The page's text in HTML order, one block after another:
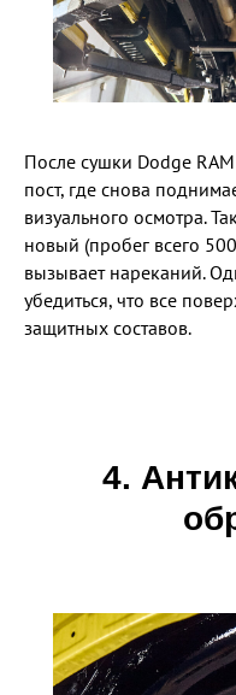
После сушки Dodge
пост, где снова
визуального осмотра.
новый (пробег всего
вызывает нареканий.
убедиться, что все
защитных составов.
4.